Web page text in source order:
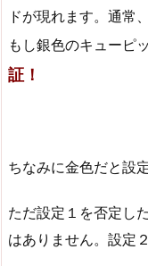
ドが現れます。通常
もし銀色のキューピ
証！
ちなみに金色だと設
ただ設定１を否定し
はありません。設定